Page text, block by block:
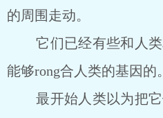
的周围走动。
它们已经有些和人类
能够rong合人类的基因的。
最开始人类以为把它